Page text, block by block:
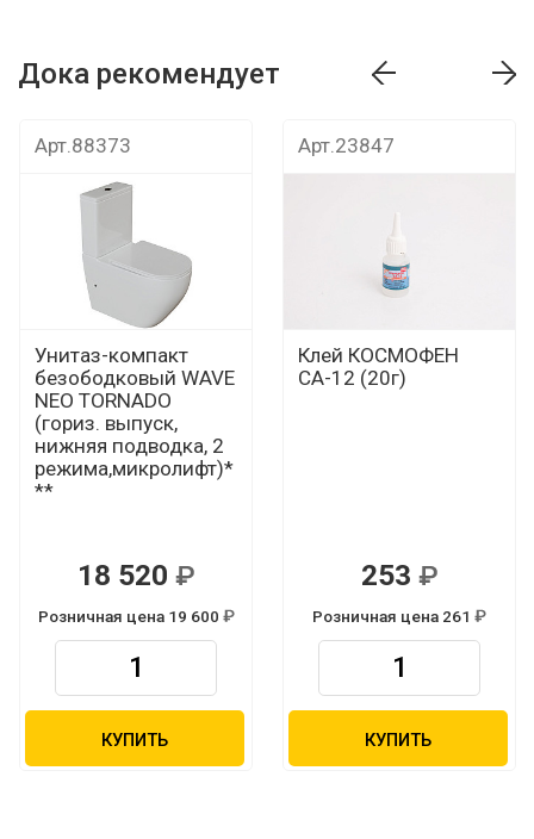
Дока рекомендует
Арт.88373
Унитаз-компакт
безободковый WAVE
NEO TORNADO
(гориз. выпуск,
нижняя подводка, 2
режима,микролифт)*
**
18 520
Розничная цена 19 600
КУПИТЬ
Арт.23847
Клей КОСМОФЕН
СА-12 (20г)
253
Розничная цена 261
КУПИТЬ
Р
Р Р
Дока рекомендует Дока